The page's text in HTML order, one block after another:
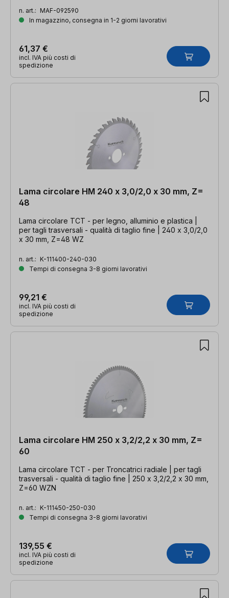
n. art.: MAF-092590
In magazzino, consegna in 1-2 giorni lavorativi
61,37 €
incl. IVA più costi di
spedizione
Lama circolare HM 240 x 3,0/2,0 x 30 mm, Z=
48
Lama circolare TCT - per legno, alluminio e plastica |
per tagli trasversali - qualità di taglio fine | 240 x 3,0/2,0
x 30 mm, Z=48 WZ
n. art.: K-111400-240-030
Tempi di consegna 3-8 giorni lavorativi
99,21 €
incl. IVA più costi di
spedizione
Lama circolare HM 250 x 3,2/2,2 x 30 mm, Z=
60
Lama circolare TCT - per Troncatrici radiale | per tagli
trasversali - qualità di taglio fine | 250 x 3,2/2,2 x 30 mm,
Z=60 WZN
n. art.: K-111450-250-030
Tempi di consegna 3-8 giorni lavorativi
139,55 €
incl. IVA più costi di
spedizione